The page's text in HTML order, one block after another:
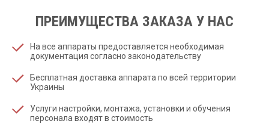
ПРЕИМУЩЕСТВА ЗАКАЗА У НАС
На все аппараты предоставляется необходимая
документация согласно законодательству
Бесплатная доставка аппарата по всей территории
Украины
Услуги настройки, монтажа, установки и обучения
персонала входят в стоимость